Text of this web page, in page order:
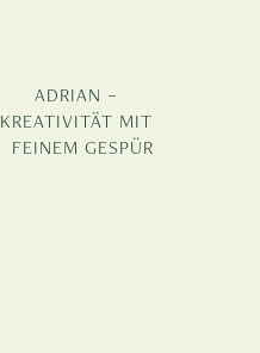
ADRIAN –
KREATIVITÄT MIT
FEINEM GESPÜR